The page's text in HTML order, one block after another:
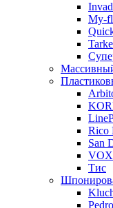
My-
Rico
San
VOX
Тис